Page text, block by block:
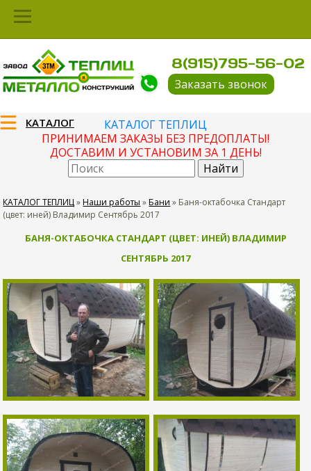
8(915)795-56-02
Заказать звонок
КАТАЛОГ
КАТАЛОГ ТЕПЛИЦ
ПРИНИМАЕМ ЗАКАЗЫ БЕЗ ПРЕДОПЛАТЫ!
ДОСТАВИМ И УСТАНОВИМ ЗА 1 ДЕНЬ!
КАТАЛОГ ТЕПЛИЦ» Наши работы » Бани » Баня-октабочка Стандарт
(цвет: иней) Владимир Сентябрь 2017
БАНЯ-ОКТАБОЧКА СТАНДАРТ (ЦВЕТ: ИНЕЙ) ВЛАДИМИР
СЕНТЯБРЬ 2017